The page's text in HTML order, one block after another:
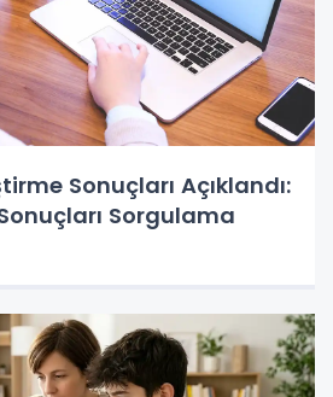
Sonuçları Açıklandı:
Sorgulama